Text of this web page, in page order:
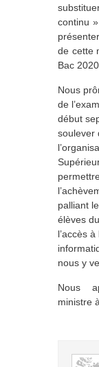
continu
de cette
Bac
Nous
de
début
soulever
palliant
élèves
l’accès
nous y
Nous
ministre